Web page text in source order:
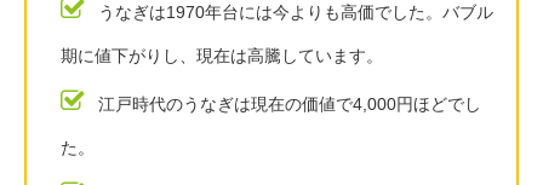
うなぎは1970年台には今よりも高価でした。バブル
期に値下がりし、現在は高騰しています。
江戸時代のうなぎは現在の価値で4,000円ほどでし
た。